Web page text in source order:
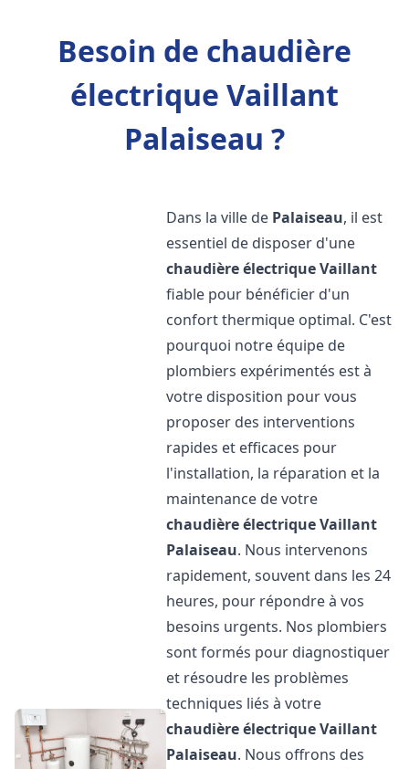
Besoin de chaudière
électrique Vaillant
Palaiseau ?
Dans la ville de Palaiseau, il est
essentiel de disposer d'une
chaudière électrique Vaillant
fiable pour bénéficier d'un
confort thermique optimal. C'est
pourquoi notre équipe de
plombiers expérimentés est à
votre disposition pour vous
proposer des interventions
rapides et efficaces pour
l'installation, la réparation et la
maintenance de votre
chaudière électrique Vaillant
Palaiseau. Nous intervenons
rapidement, souvent dans les 24
heures, pour répondre à vos
besoins urgents. Nos plombiers
sont formés pour diagnostiquer
et résoudre les problèmes
techniques liés à votre
chaudière électrique Vaillant
Palaiseau. Nous offrons des